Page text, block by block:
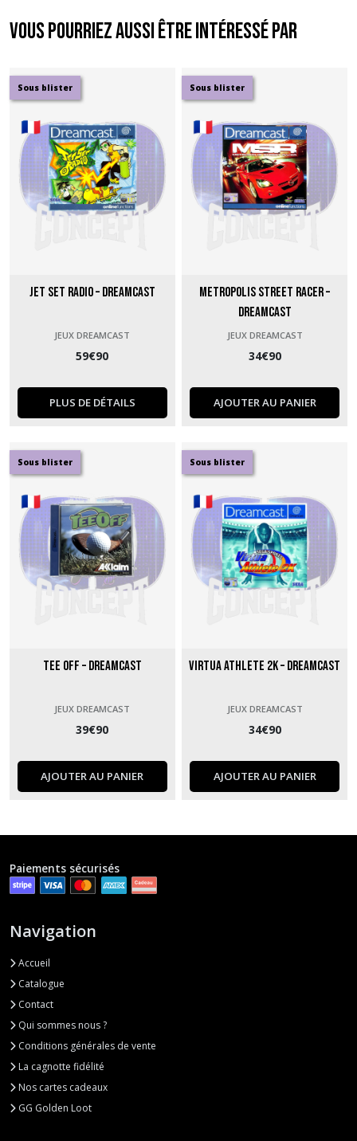
Vous pourriez aussi être intéressé par
Sous blister
Jet Set Radio – Dreamcast
JEUX DREAMCAST
59€90
PLUS DE DÉTAILS
Sous blister
Metropolis Street Racer –
Dreamcast
JEUX DREAMCAST
34€90
AJOUTER AU PANIER
Sous blister
Tee Off – Dreamcast
JEUX DREAMCAST
39€90
AJOUTER AU PANIER
Sous blister
Virtua Athlete 2K – Dreamcast
JEUX DREAMCAST
34€90
AJOUTER AU PANIER
Paiements sécurisés
Navigation
Accueil
Catalogue
Contact
Qui sommes nous ?
Conditions générales de vente
La cagnotte fidélité
Nos cartes cadeaux
GG Golden Loot